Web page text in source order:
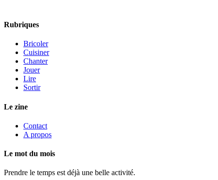
Rubriques
Bricoler
Cuisiner
Chanter
Jouer
Lire
Sortir
Le zine
Contact
A propos
Le mot du mois
Prendre le temps est déjà une belle activité.